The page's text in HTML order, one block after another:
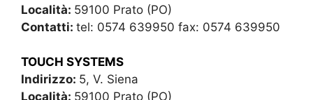
Località: 59100 Prato (PO)
Contatti: tel: 0574 639950 fax: 0574 639950
TOUCH SYSTEMS
Indirizzo: 5, V. Siena
Località: 59100 Prato (PO)